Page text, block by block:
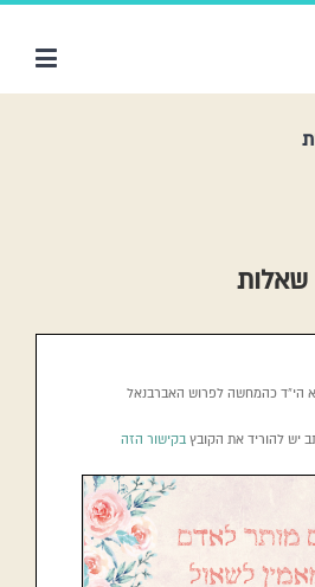
שאלות
הי”ד כהמחשה לפרוש האברבנאל
יש להוריד את הקובץ בקישור הזה